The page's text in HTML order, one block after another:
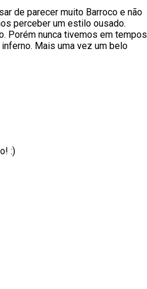
de parecer muito Barroco e não
perceber um estilo ousado.
Porém nunca tivemos em tempos
Mais uma vez um belo
:)